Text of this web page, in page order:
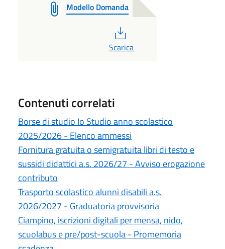
Modello Domanda
Scarica
Contenuti correlati
Borse di studio Io Studio anno scolastico
2025/2026 - Elenco ammessi
Fornitura gratuita o semigratuita libri di testo e
sussidi didattici a.s. 2026/27 - Avviso erogazione
contributo
Trasporto scolastico alunni disabili a.s.
2026/2027 - Graduatoria provvisoria
Ciampino, iscrizioni digitali per mensa, nido,
scuolabus e pre/post-scuola - Promemoria